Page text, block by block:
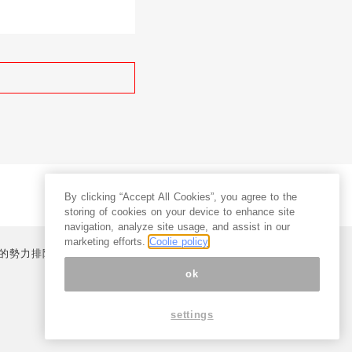
勢力排除宣言
By clicking “Accept All Cookies”, you agree to the
storing of cookies on your device to enhance site
navigation, analyze site usage, and assist in our
marketing efforts. Coolie policy
ok
settings